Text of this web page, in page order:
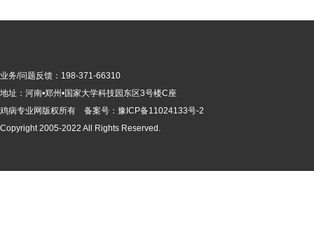
业务/问题反馈：198-371-66310
地址：河南•郑州•国家大学科技园东区3号楼C座
鸡病专业网版权所有 备案号： 豫ICP备11024133号-2
Copyright 2005-2022 All Rights Reserved.